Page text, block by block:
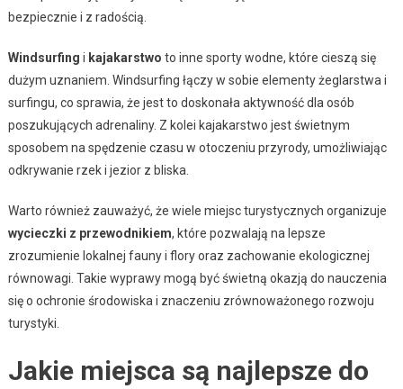
bezpiecznie i z radością.
Windsurfing i kajakarstwo to inne sporty wodne, które cieszą się
dużym uznaniem. Windsurfing łączy w sobie elementy żeglarstwa i
surfingu, co sprawia, że jest to doskonała aktywność dla osób
poszukujących adrenaliny. Z kolei kajakarstwo jest świetnym
sposobem na spędzenie czasu w otoczeniu przyrody, umożliwiając
odkrywanie rzek i jezior z bliska.
Warto również zauważyć, że wiele miejsc turystycznych organizuje
wycieczki z przewodnikiem, które pozwalają na lepsze
zrozumienie lokalnej fauny i flory oraz zachowanie ekologicznej
równowagi. Takie wyprawy mogą być świetną okazją do nauczenia
się o ochronie środowiska i znaczeniu zrównoważonego rozwoju
turystyki.
Jakie miejsca są najlepsze do